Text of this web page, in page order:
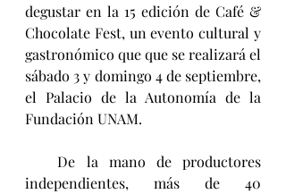
degustar en la 15 edición de Café &
Chocolate Fest, un evento cultural y
gastronómico que que se realizará el
sábado 3 y domingo 4 de septiembre,
el Palacio de la Autonomía de la
Fundación UNAM.
   De la mano de productores
independientes, más de 40